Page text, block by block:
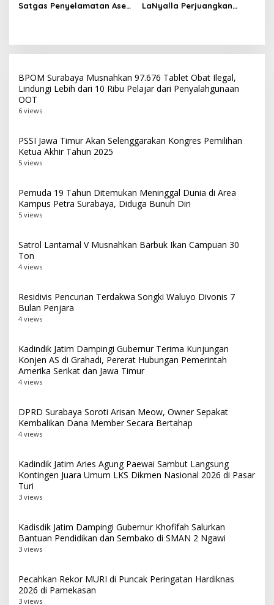
Satgas Penyelamatan Aset
LaNyalla Perjuangkan
BPOM Surabaya Musnahkan 97.676 Tablet Obat Ilegal,
Lindungi Lebih dari 10 Ribu Pelajar dari Penyalahgunaan
OOT
6 views
PSSI Jawa Timur Akan Selenggarakan Kongres Pemilihan
Ketua Akhir Tahun 2025
5 views
Pemuda 19 Tahun Ditemukan Meninggal Dunia di Area
Kampus Petra Surabaya, Diduga Bunuh Diri
5 views
Satrol Lantamal V Musnahkan Barbuk Ikan Campuan 30
Ton
4 views
Residivis Pencurian Terdakwa Songki Waluyo Divonis 7
Bulan Penjara
4 views
Kadindik Jatim Dampingi Gubernur Terima Kunjungan
Konjen AS di Grahadi, Pererat Hubungan Pemerintah
Amerika Serikat dan Jawa Timur
4 views
DPRD Surabaya Soroti Arisan Meow, Owner Sepakat
Kembalikan Dana Member Secara Bertahap
4 views
Kadindik Jatim Aries Agung Paewai Sambut Langsung
Kontingen Juara Umum LKS Dikmen Nasional 2026 di Pasar
Turi
3 views
Kadisdik Jatim Dampingi Gubernur Khofifah Salurkan
Bantuan Pendidikan dan Sembako di SMAN 2 Ngawi
3 views
Pecahkan Rekor MURI di Puncak Peringatan Hardiknas
2026 di Pamekasan
3 views